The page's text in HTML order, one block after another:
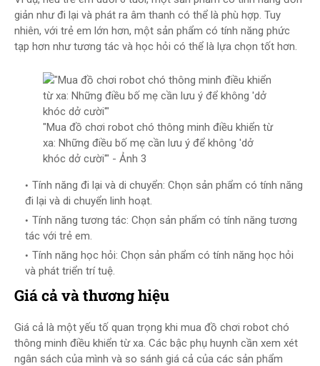
giản như đi lại và phát ra âm thanh có thể là phù hợp. Tuy
nhiên, với trẻ em lớn hơn, một sản phẩm có tính năng phức
tạp hơn như tương tác và học hỏi có thể là lựa chọn tốt hơn.
"Mua đồ chơi robot chó thông minh điều khiển từ
xa: Những điều bố mẹ cần lưu ý để không 'dở
khóc dở cười'" - Ảnh 3
Tính năng đi lại và di chuyển: Chọn sản phẩm có tính năng
đi lại và di chuyển linh hoạt.
Tính năng tương tác: Chọn sản phẩm có tính năng tương
tác với trẻ em.
Tính năng học hỏi: Chọn sản phẩm có tính năng học hỏi
và phát triển trí tuệ.
Giá cả và thương hiệu
Giá cả là một yếu tố quan trọng khi mua đồ chơi robot chó
thông minh điều khiển từ xa. Các bậc phụ huynh cần xem xét
ngân sách của mình và so sánh giá cả của các sản phẩm